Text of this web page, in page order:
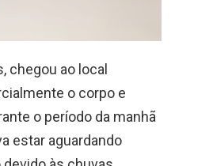
chegou ao local
o corpo e
o período da manhã
estar aguardando